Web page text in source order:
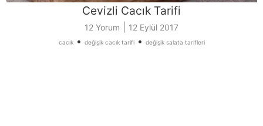
Cevizli Cacık Tarifi
12 Yorum 12 Eylül 2017
cacık• değişik cacık tarifi• değişik salata tarifleri